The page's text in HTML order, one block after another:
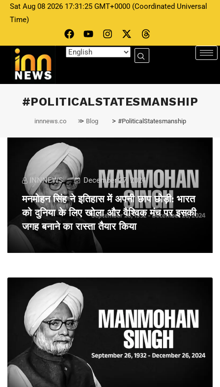
Sat Aug 08 2026 17:31:25 GMT+0000 (Coordinated Universal
Time)
#POLITICALSTATESMANSHIP
innnews.co > Blog > #PoliticalStatesmanship
INNNEWS December 27, 2024
मनमोहन सिंह ने इतिहास में अपनी छाप छोड़ी: भारत
को दुनिया के लिए खोला और वैश्विक मंच पर इसकी
जगह बनाने का रास्ता तैयार किया